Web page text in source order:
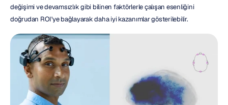
değişimi ve devamsızlık gibi bilinen faktörlerle çalışan esenliğini
doğrudan ROI'ye bağlayarak daha iyi kazanımlar gösterilebilir.